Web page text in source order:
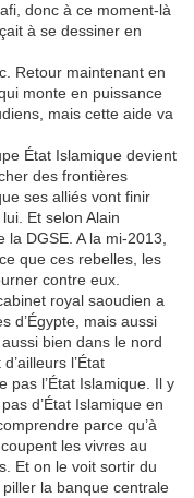
donc à ce moment-là
à se dessiner en
Retour maintenant en
monte en puissance
mais cette aide va
État Islamique devient
des frontières
ses alliés vont finir
Et selon Alain
DGSE. A la mi-2013,
que ces rebelles, les
contre eux.
royal saoudien a
d’Égypte, mais aussi
bien dans le nord
l’État
pas l’État Islamique. Il y
d’État Islamique en
parce qu’à
les vivres au
Et on le voit sortir du
la banque centrale